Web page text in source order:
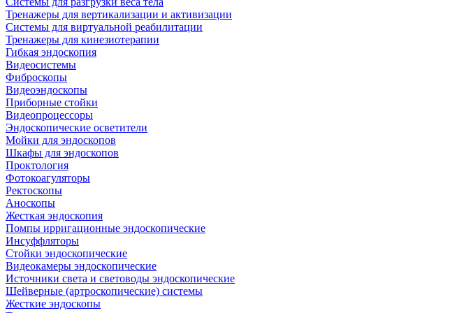
Тренажеры для вертикализации и активизации
Системы для виртуальной реабилитации
Тренажеры для кинезиотерапии
Гибкая эндоскопия
Видеосистемы
Фиброскопы
Видеоэндоскопы
Приборные стойки
Видеопроцессоры
Эндоскопические осветители
Мойки для эндоскопов
Шкафы для эндоскопов
Проктология
Фотокоагуляторы
Ректоскопы
Аноскопы
Жесткая эндоскопия
Помпы ирригационные эндоскопические
Инсуффляторы
Стойки эндоскопические
Видеокамеры эндоскопические
Источники света и световоды эндоскопические
Шейверные (артроскопические) системы
Жесткие эндоскопы